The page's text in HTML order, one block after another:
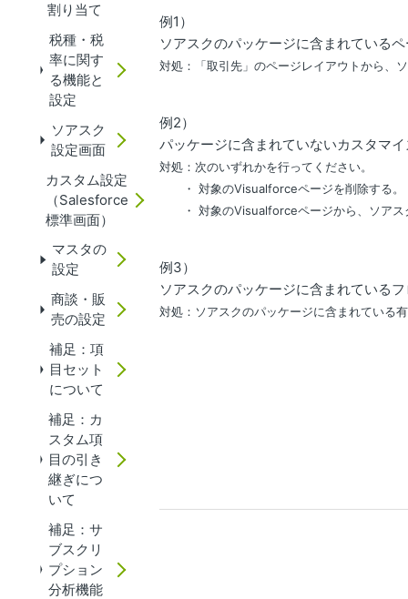
割り当て
税種・税
率に関す
る機能と
設定
ソアスク
設定画面
カスタム設定
（Salesforce
標準画面）
マスタの
設定
商談・販
売の設定
補足：項
目セット
について
補足：カ
スタム項
目の引き
継ぎにつ
いて
補足：サ
ブスクリ
プション
分析機能
例1）
ソアスクのパッケージに含まれている
対処：「取引先」のページレイアウトから、
例2）
パッケージに含まれていないカスタマ
対処：次のいずれかを行ってください。
・ 対象のVisualforceページを削除する。
・ 対象のVisualforceページから、ソアス
例3）
ソアスクのパッケージに含まれている
対処：ソアスクのパッケージに含まれている